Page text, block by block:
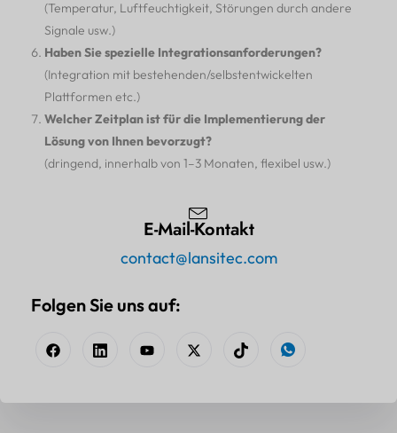
(Temperatur, Luftfeuchtigkeit, Störungen durch andere
Signale usw.)
Haben Sie spezielle Integrationsanforderungen?
(Integration mit bestehenden/selbstentwickelten
Plattformen etc.)
Welcher Zeitplan ist für die Implementierung der
Lösung von Ihnen bevorzugt?
(dringend, innerhalb von 1–3 Monaten, flexibel usw.)
E-Mail-Kontakt
contact@lansitec.com
Folgen Sie uns auf: